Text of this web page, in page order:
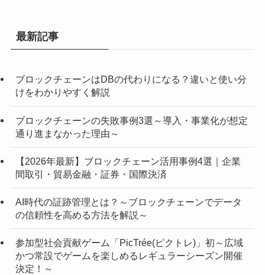
最新記事
ブロックチェーンはDBの代わりになる？違いと使い分
けをわかりやすく解説
ブロックチェーンの失敗事例3選～導入・事業化が想定
通り進まなかった理由～
【2026年最新】ブロックチェーン活用事例4選｜企業
間取引・貿易金融・証券・国際決済
AI時代の証跡管理とは？～ブロックチェーンでデータ
の信頼性を高める方法を解説～
参加型社会貢献ゲーム「PicTrée(ピクトレ)」初～広域
かつ常設でゲームを楽しめるレギュラーシーズン開催
決定！～